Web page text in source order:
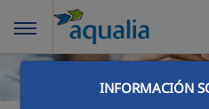
INFORMACIÓN